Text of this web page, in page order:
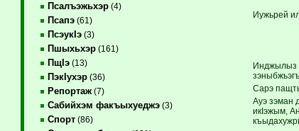
Псалъэжьхэр(4)
Псапэ(61)
ПсэукIэ(3)
Пшыхьхэр(161)
ПщIэ(13)
ПэкIухэр(36)
Репортаж(7)
Сабийхэм факъыхуеджэ(3)
Спорт(86)
Иужьрей
Инджылыз
Сарэ
Ауэ зэман
икIэжым,